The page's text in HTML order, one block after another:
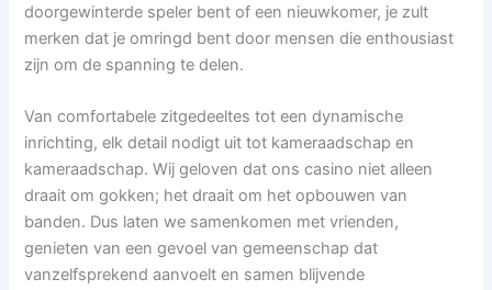
doorgewinterde speler bent of een nieuwkomer, je zult
merken dat je omringd bent door mensen die enthousiast
zijn om de spanning te delen.
Van comfortabele zitgedeeltes tot een dynamische
inrichting, elk detail nodigt uit tot kameraadschap en
kameraadschap. Wij geloven dat ons casino niet alleen
draait om gokken; het draait om het opbouwen van
banden. Dus laten we samenkomen met vrienden,
genieten van een gevoel van gemeenschap dat
vanzelfsprekend aanvoelt en samen blijvende